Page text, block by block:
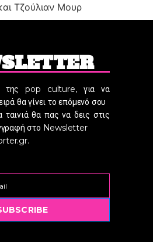
Τζούλιαν Μουρ
της pop culture, για να
θα γίνει το επόμενό σου
ταινιά θα πας να δεις στις
στο Newsletter